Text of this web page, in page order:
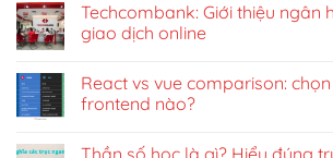
Techcombank: Giới thiệu ngân
giao dịch online
React vs vue comparison:
frontend nào?